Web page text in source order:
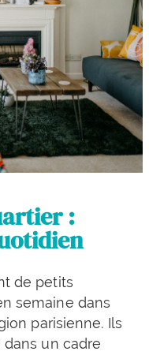
:
de petits
semaine dans
parisienne. Ils
un cadre